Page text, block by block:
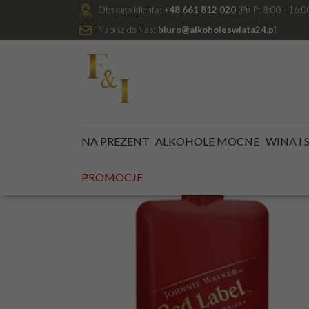
Obsługa klienta: +48 661 812 020 (Pn-Pt 8:00 -
Napisz do Nas: biuro@alkoholeswiata24.pl
NA PREZENT ALKOHOLE MOCNE WINA I
PROMOCJE